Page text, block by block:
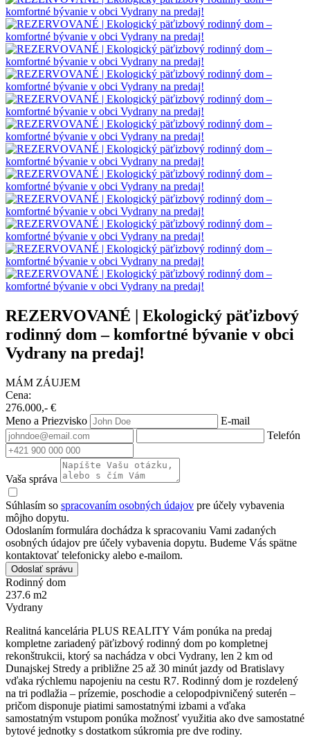
REZERVOVANÉ | Ekologický päťizbový
rodinný dom – komfortné bývanie v obci
Vydrany na predaj!
MÁM ZÁUJEM
Cena:
276.000,- €
Meno a Priezvisko
E-mail
Telefón
Vaša správa
Súhlasím so spracovaním osobných údajov pre účely vybavenia
môjho dopytu.
Odoslaním formulára dochádza k spracovaniu Vami zadaných
osobných údajov pre účely vybavenia dopytu. Budeme Vás spätne
kontaktovať telefonicky alebo e-mailom.
Odoslať správu
Rodinný dom
237.6 m2
Vydrany
Realitná kancelária PLUS REALITY Vám ponúka na predaj
kompletne zariadený päťizbový rodinný dom po kompletnej
rekonštrukcii, ktorý sa nachádza v obci Vydrany, len 2 km od
Dunajskej Stredy a približne 25 až 30 minút jazdy od Bratislavy
vďaka rýchlemu napojeniu na cestu R7. Rodinný dom je rozdelený
na tri podlažia – prízemie, poschodie a celopodpivničený suterén –
pričom disponuje piatimi samostatnými izbami a vďaka
samostatným vstupom ponúka možnosť využitia ako dve samostatné
bytové jednotky s dostatkom súkromia pre dve rodiny.